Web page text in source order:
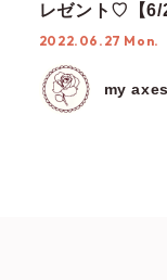
レゼント♡【6/
2022.06.27 Mon.
my